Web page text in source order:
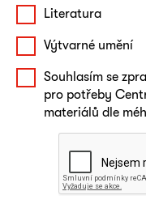
Literatura
Výtvarné umění
Souhlasím se
pro potřeby
materiálů dle